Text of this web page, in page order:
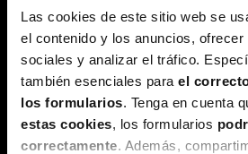
Las cookies de este sitio web se
el contenido y los anuncios, ofrecer
sociales y analizar el tráfico.
también esenciales para el
los formularios. Tenga en cuenta
estas cookies, los formularios
correctamente. Además,